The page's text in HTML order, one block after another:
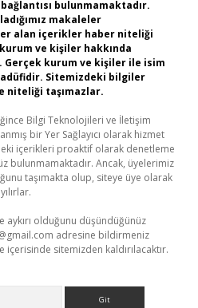
bulunmamaktadır.
makaleler
alan içerikler haber niteliği
ve kişiler hakkında
Gerçek kurum ve kişiler ile isim
Sitemizdeki bilgiler
niteliği taşımazlar.
Bilgi Teknolojileri ve İletişim
bir Yer Sağlayıcı olarak hizmet
içerikleri proaktif olarak denetleme
bulunmamaktadır. Ancak, üyelerimiz
taşımakta olup, siteye üye olarak
aykırı olduğunu düşündüğünüz
adresine bildirmeniz
sitemizden kaldırılacaktır.